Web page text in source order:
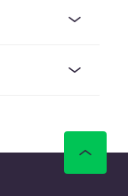
under
Olefin og